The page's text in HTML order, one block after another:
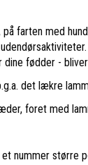
farten med
dine fødder -
det lækre
foret med
nummer større